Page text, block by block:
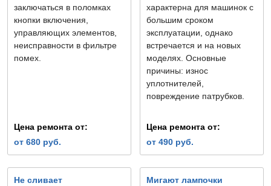
заключаться в поломках
кнопки включения,
управляющих элементов,
неисправности в фильтре
помех.
Цена ремонта от:
от 680 руб.
характерна для машинок с
большим сроком
эксплуатации, однако
встречается и на новых
моделях. Основные
причины: износ
уплотнителей,
повреждение патрубков.
Цена ремонта от:
от 490 руб.
Не сливает Мигают лампочки